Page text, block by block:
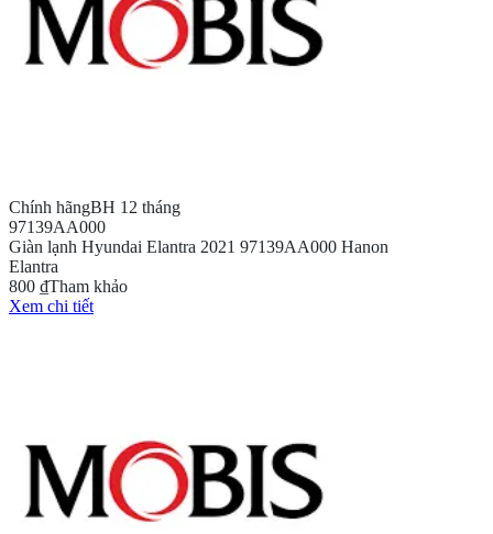
Chính hãngBH 12 tháng
97139AA000
Giàn lạnh Hyundai Elantra 2021 97139AA000 Hanon
Elantra
800 ₫Tham khảo
Xem chi tiết